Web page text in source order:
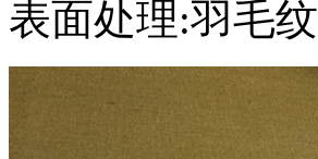
表面处理:羽毛纹